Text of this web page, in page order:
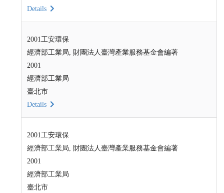
Details
2001工安環保
經濟部工業局, 財團法人臺灣產業服務基金會編著
2001
經濟部工業局
臺北市
Details
2001工安環保
經濟部工業局, 財團法人臺灣產業服務基金會編著
2001
經濟部工業局
臺北市